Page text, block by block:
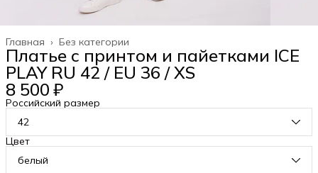
Без категории
Главная ›
Платье с принтом и пайетками ICE
PLAY RU 42 / EU 36 / XS
8 500 ₽
Российский размер
42
Цвет
белый